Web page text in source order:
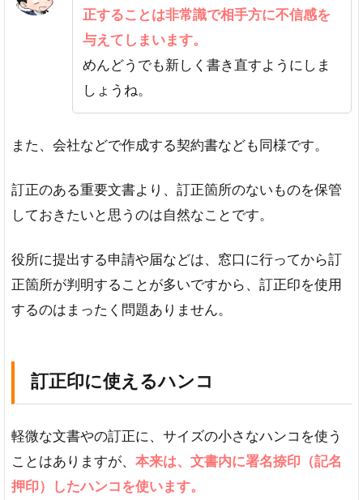
方
文
を
訂
る
場
の
い
文
字
加
場
合
使
方
正することは非常識で相手方に不信感を
与えてしまいます。
めんどうでも新しく書き直すようにしま
しょうね。
また、会社などで作成する契約書なども同様です。
訂正のある重要文書より、訂正箇所のないものを保管
しておきたいと思うのは自然なことです。
役所に提出する申請や届などは、窓口に行ってから訂
正箇所が判明することが多いですから、訂正印を使用
するのはまったく問題ありません。
訂正印に使えるハンコ
軽微な文書やの訂正に、サイズの小さなハンコを使う
ことはありますが、 本来は、文書内に署名捺印（記名
押印）したハンコを使います。